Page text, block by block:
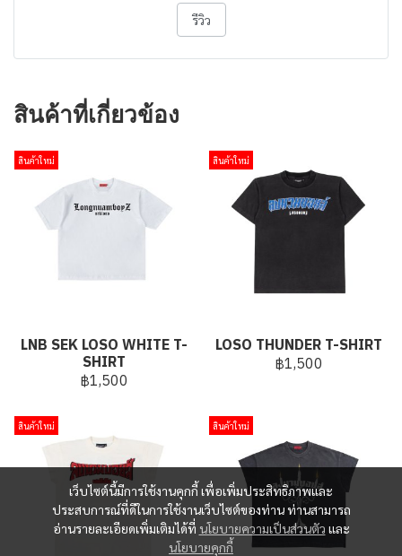
รีวิว
สินค้าที่เกี่ยวข้อง
สินค้าใหม่
LNB SEK LOSO WHITE T-
SHIRT
฿1,500
สินค้าใหม่
LOSO THUNDER T-SHIRT
฿1,500
สินค้าใหม่ สินค้าใหม่
เว็บไซต์นี้มีการใช้งานคุกกี้ เพื่อเพิ่มประสิทธิภาพและ
ประสบการณ์ที่ดีในการใช้งานเว็บไซต์ของท่าน ท่านสามารถ
อ่านรายละเอียดเพิ่มเติมได้ที่ นโยบายความเป็นส่วนตัว และ
นโยบายคุกกี้